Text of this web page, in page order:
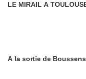
LE MIRAIL A
A la sortie de